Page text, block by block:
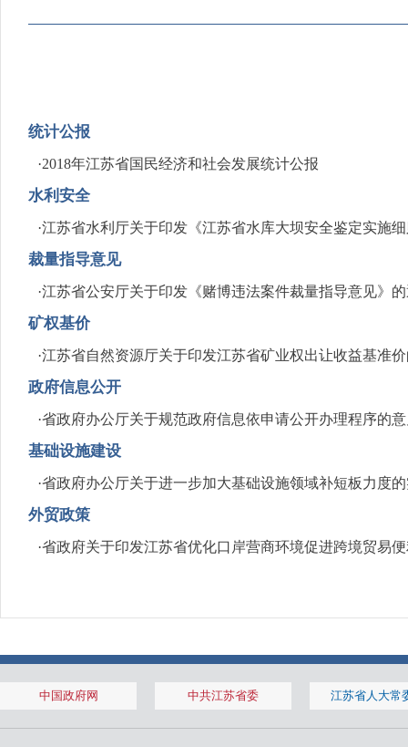
统计公报
·2018年江苏省国民经济和社会发展统计公报
水利安全
·江苏省水利厅关于印发《江苏省水库大坝安全鉴定实施
裁量指导意见
·江苏省公安厅关于印发《赌博违法案件裁量指导意见》
矿权基价
·江苏省自然资源厅关于印发江苏省矿业权出让收益基准
政府信息公开
·省政府办公厅关于规范政府信息依申请公开办理程序的
基础设施建设
·省政府办公厅关于进一步加大基础设施领域补短板力度
外贸政策
·省政府关于印发江苏省优化口岸营商环境促进跨境贸易
中国政府网 中共江苏省委 江苏省人大常